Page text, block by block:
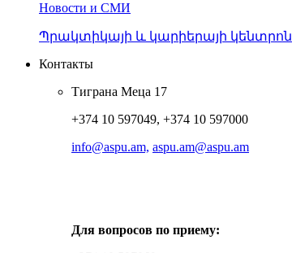
Новости и СМИ
Պրակտիկայի և կարիերայի կենտրոն
Контакты
Тиграна Меца 17
+374 10 597049, +374 10 597000
info@aspu.am, aspu.am@aspu.am
Для вопросов по приему: